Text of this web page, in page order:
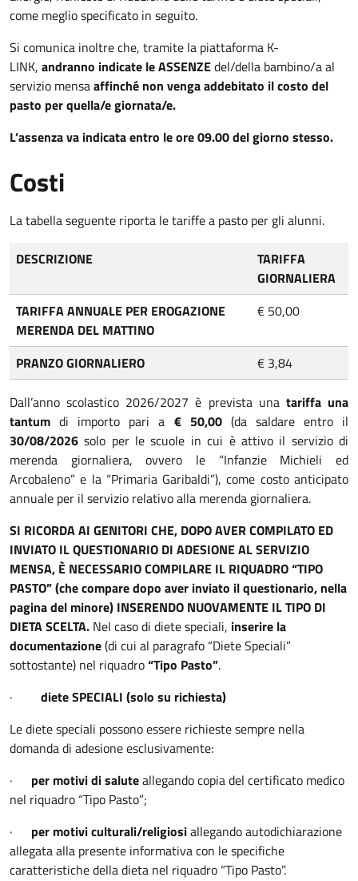
come meglio specificato in seguito.
Si comunica inoltre che, tramite la piattaforma K-
LINK, andranno indicate le ASSENZEdel/della bambino/a al
servizio mensaaffinché non venga addebitato il costo del
pasto per quella/e giornata/e.
L’assenza va indicata entro le ore 09.00 del giorno stesso.
Costi
La tabella seguente riporta le tariffe a pasto per gli alunni.
DESCRIZIONE
TARIFFA
GIORNALIERA
TARIFFA ANNUALE PER EROGAZIONE
MERENDA DEL MATTINO
€ 50,00
PRANZO GIORNALIERO € 3,84
Dall’anno scolastico 2026/2027 è prevista una tariffa una
tantum di importo pari a € 50,00(da saldare entro il
30/08/2026 solo per le scuole in cui è attivo il servizio di
merenda giornaliera, ovvero le “Infanzie Michieli ed
Arcobaleno” e la “Primaria Garibaldi”), come costo anticipato
annuale per il servizio relativo alla merenda giornaliera.
SI RICORDA AI GENITORI CHE, DOPO AVER COMPILATO ED
INVIATO IL QUESTIONARIO DI ADESIONE AL SERVIZIO
MENSA, È NECESSARIO COMPILARE IL RIQUADRO “TIPO
PASTO” (che compare dopo aver inviato il questionario, nella
pagina del minore) INSERENDO NUOVAMENTE IL TIPO DI
DIETA SCELTA. Nel caso di diete speciali, inserire la
documentazione(di cui al paragrafo “Diete Speciali”
sottostante) nel riquadro“Tipo Pasto”.
· diete SPECIALI (solo su richiesta)
Le diete speciali possono essere richieste sempre nella
domanda di adesione esclusivamente:
· per motivi di saluteallegando copia del certificato medico
nel riquadro “Tipo Pasto”;
· per motivi culturali/religiosiallegando autodichiarazione
allegata alla presente informativa con le specifiche
caratteristiche della dieta nel riquadro “Tipo Pasto”.